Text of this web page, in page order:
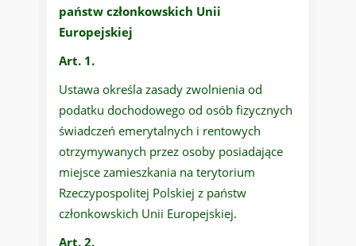
państw członkowskich Unii
Europejskiej
Art. 1.
Ustawa określa zasady zwolnienia od
podatku dochodowego od osób fizycznych
świadczeń emerytalnych i rentowych
otrzymywanych przez osoby posiadające
miejsce zamieszkania na terytorium
Rzeczypospolitej Polskiej z państw
członkowskich Unii Europejskiej.
Art. 2.